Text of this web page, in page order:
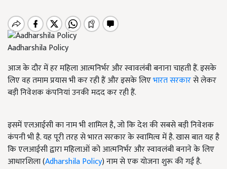
Aadharshila Policy
आज के दौर में हर महिला आत्मनिर्भर और स्वावलंबी बनाना चाहती हैं. इसके
लिए वह तमाम प्रयास भी कर रही हैं और इसके लिएभारत सरकारसे लेकर
बड़ी निवेशक कंपनियां उनकी मदद कर रही हैं.
इसमें एलआईसी का नाम भी शामिल है, जो कि देश की सबसे बड़ी निवेशक
कंपनी भी है. यह पूरी तरह से भारत सरकार के स्वामित्व में है. खास बात यह है
कि एलआईसी द्वारा महिलाओं को आत्मनिर्भर और स्वावलंबी बनाने के लिए
आधा​रशिला (Adharshila Policy) नाम से एक योजना शुरू की गई है.